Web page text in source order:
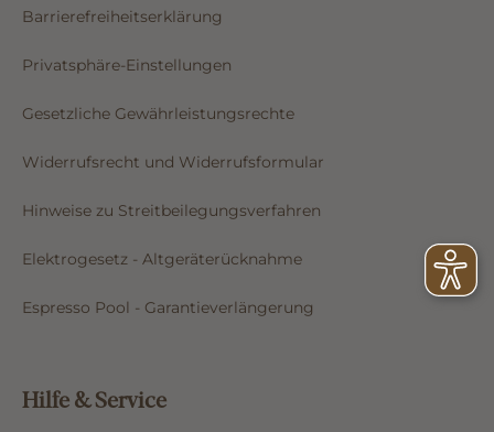
Barrierefreiheitserklärung
Privatsphäre-Einstellungen
Gesetzliche Gewährleistungsrechte
Widerrufsrecht und Widerrufsformular
Hinweise zu Streitbeilegungsverfahren
Elektrogesetz - Altgeräterücknahme
Espresso Pool - Garantieverlängerung
Hilfe & Service